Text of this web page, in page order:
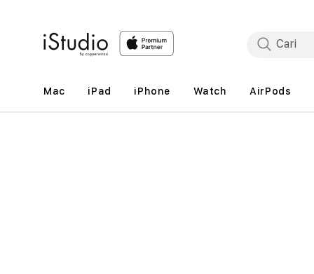
Mac iPad iPhone Watch AirPods